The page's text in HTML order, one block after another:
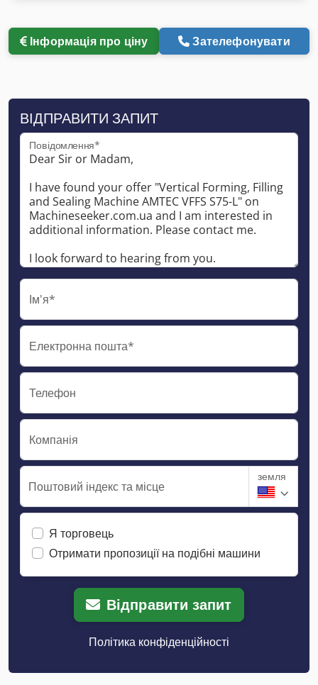
Інформація про ціну Зателефонувати
ВІДПРАВИТИ ЗАПИТ
Повідомлення*
Ім'я*
Електронна пошта*
Телефон
Компанія
Поштовий індекс та місце
земля
Я торговець
Отримати пропозиції на подібні машини
Відправити запит
Політика конфіденційності